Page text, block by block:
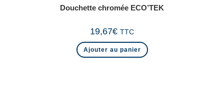
Douchette chromée ECO’TEK
19,67€ TTC
Ajouter au panier